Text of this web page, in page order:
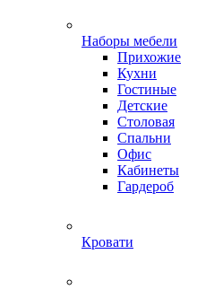
Наборы мебели
Прихожие
Кухни
Гостиные
Детские
Столовая
Спальни
Офис
Кабинеты
Гардероб
Кровати